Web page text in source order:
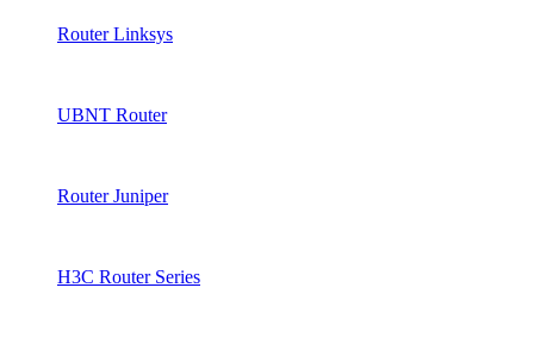
Router Linksys
UBNT Router
Router Juniper
H3C Router Series